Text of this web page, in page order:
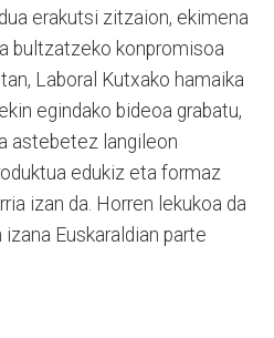
erakutsi zitzaion, ekimena
bultzatzeko konpromisoa
Laboral Kutxako hamaika
egindako bideoa grabatu,
astebetez langileon
edukiz eta formaz
izan da. Horren lekukoa da
Euskaraldian parte